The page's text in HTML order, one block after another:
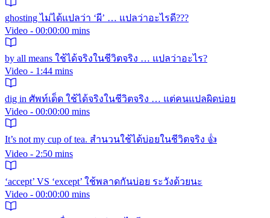
ghosting ไม่ได้แปลว่า ‘ผี’ … แปลว่าอะไรดี???
Video - 00:00:00 mins
by all means ใช้ได้จริงในชีวิตจริง … แปลว่าอะไร?
Video - 1:44 mins
dig in ศัพท์เด็ด ใช้ได้จริงในชีวิตจริง … แต่คนแปลผิดบ่อย
Video - 00:00:00 mins
It’s not my cup of tea. สำนวนใช้ได้บ่อยในชีวิตจริง 👍
Video - 2:50 mins
‘accept’ VS ‘except’ ใช้พลาดกันบ่อย ระวังด้วยนะ
Video - 00:00:00 mins